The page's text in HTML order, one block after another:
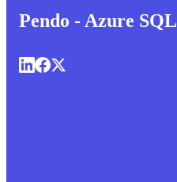
Pendo - Azure SQL